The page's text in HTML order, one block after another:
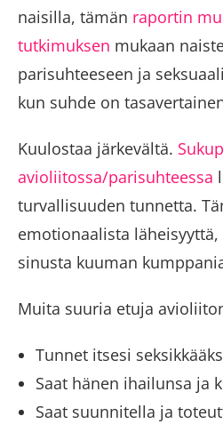
naisilla, tämän raportin
tutkimuksen mukaan
parisuhteeseen ja
kun suhde on
Kuulostaa järkevältä.
avioliitossa/parisuhteessa
turvallisuuden tunnetta.
emotionaalista
sinusta kuuman
Muita suuria etuja
Tunnet itsesi
Saat hänen ihailunsa ja
Saat suunnitella ja